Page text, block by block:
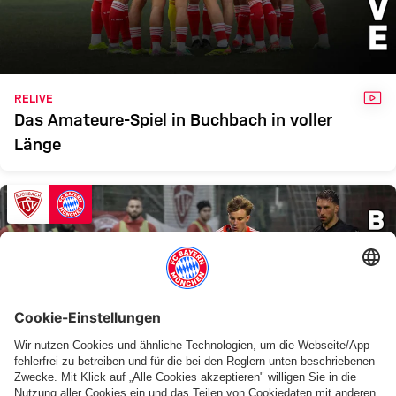
FCB II
Zum Spielbericht
RELIVE
Das Amateure-Spiel in Buchbach in voller
Länge